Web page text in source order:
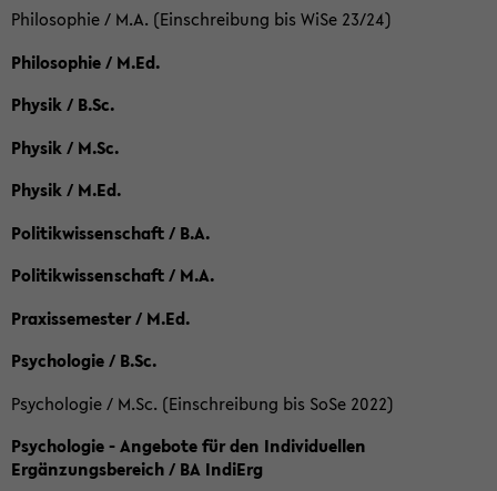
Philosophie / M.A. (Einschreibung bis WiSe 23/24)
Philosophie / M.Ed.
Physik / B.Sc.
Physik / M.Sc.
Physik / M.Ed.
Politikwissenschaft / B.A.
Politikwissenschaft / M.A.
Praxissemester / M.Ed.
Psychologie / B.Sc.
Psychologie / M.Sc. (Einschreibung bis SoSe 2022)
Psychologie - Angebote für den Individuellen
Ergänzungsbereich / BA IndiErg